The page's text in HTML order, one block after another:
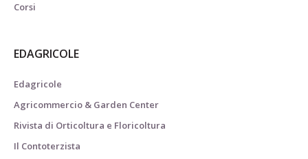
Corsi
EDAGRICOLE
Edagricole
Agricommercio & Garden Center
Rivista di Orticoltura e Floricoltura
Il Contoterzista